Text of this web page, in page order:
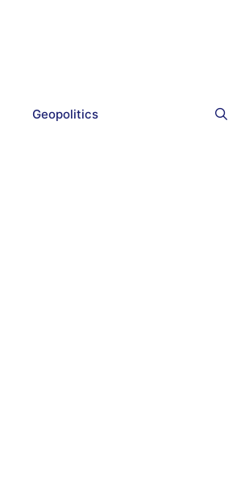
Geopolitics